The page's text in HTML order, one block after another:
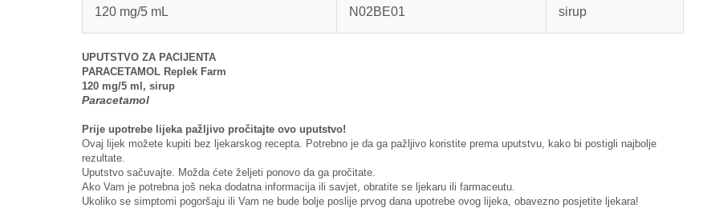
120 mg/5 mL N02BE01 sirup
UPUTSTVO ZA PACIJENTA
PARACETAMOL Replek Farm
120 mg/5 ml, sirup
Paracetamol
Prije upotrebe lijeka pažljivo pročitajte ovo uputstvo!
Ovaj lijek možete kupiti bez ljekarskog recepta.
Potrebno je da ga pažljivo koristite prema uputstvu, kako bi postigli najbolje
rezultate.
Uputstvo sačuvajte. Možda ćete željeti ponovo da ga pročitate.
Ako Vam je potrebna još neka dodatna informacija ili savjet, obratite se ljekaru ili farmaceutu.
Ukoliko se simptomi pogoršaju ili Vam ne bude bolje poslije prvog dana upotrebe ovog lijeka, obavezno posjetite ljekara!